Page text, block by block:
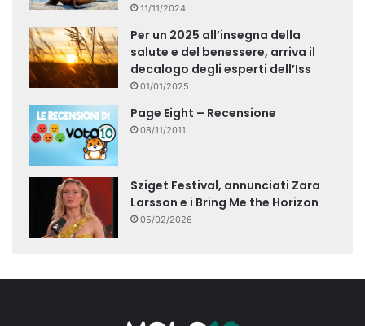
11/11/2024
Per un 2025 all’insegna della
salute e del benessere, arriva il
decalogo degli esperti dell’Iss
01/01/2025
Page Eight – Recensione
08/11/2011
Sziget Festival, annunciati Zara
Larsson e i Bring Me the Horizon
05/02/2026